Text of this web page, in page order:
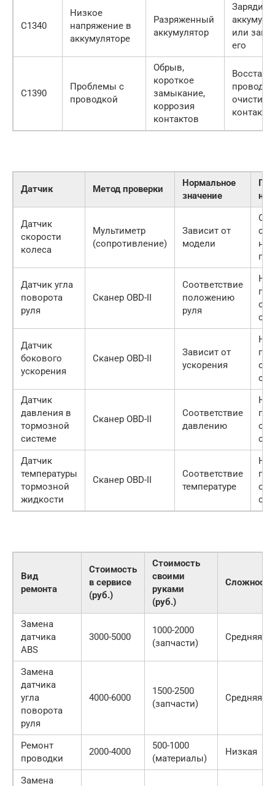
C1340
Низкое
напряжение в
аккумуляторе
Разряженный
аккумулятор
Зарядить
или
его
C1390
Проблемы с
проводкой
Обрыв,
короткое
замыкание,
коррозия
контактов
проводку,
очистить
контакты
Датчик Метод проверки
Нормальное
значение
Датчик
скорости
колеса
Мультиметр
(сопротивление)
Зависит от
модели
Датчик угла
поворота
руля
Сканер OBD-II
Соответствие
положению
руля
Датчик
бокового
ускорения
Сканер OBD-II
Зависит от
ускорения
Датчик
давления в
тормозной
системе
Сканер OBD-II
Соответствие
давлению
Датчик
температуры
тормозной
жидкости
Сканер OBD-II
Соответствие
температуре
Вид
ремонта
Стоимость
в сервисе
(руб.)
Стоимость
своими
руками
(руб.)
Сложность
Замена
датчика
ABS
3000-5000
1000-2000
(запчасти)
Средняя
Замена
датчика
угла
поворота
руля
4000-6000
1500-2500
(запчасти)
Средняя
Ремонт
проводки
2000-4000
500-1000
(материалы)
Низкая
Замена